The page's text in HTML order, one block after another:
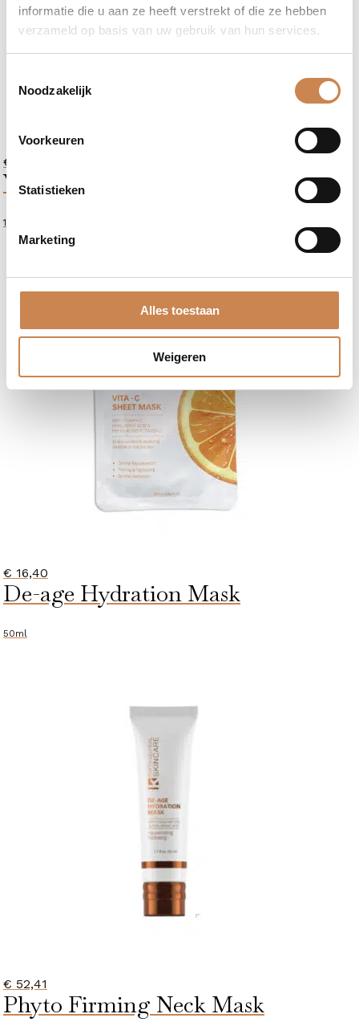
informatie die u aan ze heeft verstrekt of die ze hebben
verzameld op basis van uw gebruik van hun services.
Noodzakelijk
Voorkeuren
Statistieken
Marketing
Alles toestaan
Weigeren
€
VITA-C Sheet Mask
1 masker
€ 16,40
De-age Hydration Mask
50ml
€ 52,41
Phyto Firming Neck Mask